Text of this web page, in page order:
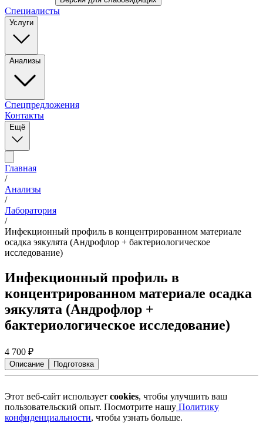
Специалисты
Услуги
Анализы
Спецпредложения
Контакты
Ещё
Главная
/
Анализы
/
Лаборатория
/
Инфекционный профиль в концентрированном материале
осадка эякулята (Андрофлор + бактериологическое
исследование)
Инфекционный профиль в
концентрированном материале осадка
эякулята (Андрофлор +
бактериологическое исследование)
4 700 ₽
Описание Подготовка
Этот веб-сайт использует cookies, чтобы улучшить ваш
пользовательский опыт. Посмотрите нашу Политику
конфиденциальности, чтобы узнать больше.